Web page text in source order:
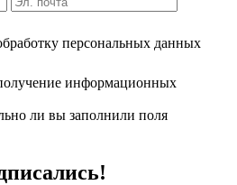
персональных данных
информационных
ли вы заполнили поля